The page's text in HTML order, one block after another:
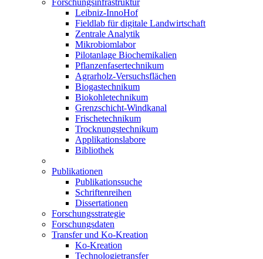
Forschungsinfrastruktur
Leibniz-InnoHof
Fieldlab für digitale Landwirtschaft
Zentrale Analytik
Mikrobiomlabor
Pilotanlage Biochemikalien
Pflanzenfasertechnikum
Agrarholz-Versuchsflächen
Biogastechnikum
Biokohletechnikum
Grenzschicht-Windkanal
Frischetechnikum
Trocknungstechnikum
Applikationslabore
Bibliothek
Publikationen
Publikationssuche
Schriftenreihen
Dissertationen
Forschungsstrategie
Forschungsdaten
Transfer und Ko-Kreation
Ko-Kreation
Technologietransfer